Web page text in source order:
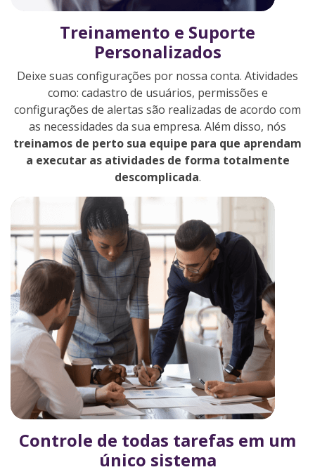
Treinamento e Suporte
Personalizados
Deixe suas configurações por nossa conta. Atividades
como: cadastro de usuários, permissões e
configurações de alertas são realizadas de acordo com
as necessidades da sua empresa. Além disso, nós
treinamos de perto sua equipe para que aprendam
a executar as atividades de forma totalmente
descomplicada.
Controle de todas tarefas em um
único sistema